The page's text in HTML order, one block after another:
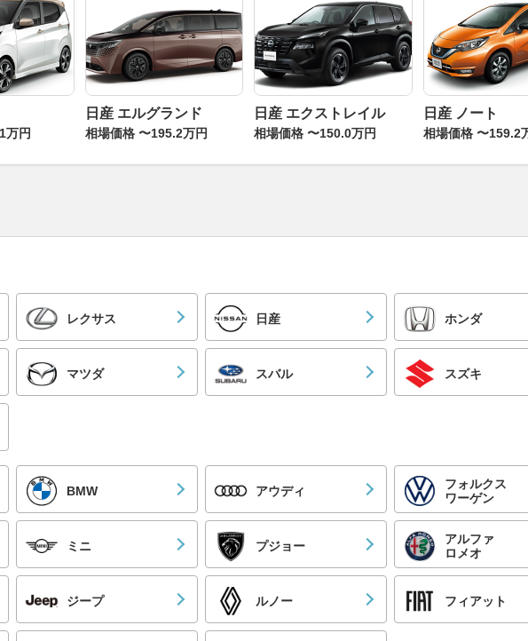
万円
日産 エルグランド
相場価格 〜195.2万円
日産 エクストレイル
相場価格 〜150.0万円
日産 ノート
相場価格 〜159.2
レクサス 日産 ホンダ
マツダ スバル スズキ
BMW アウディ
フォルクス
ワーゲン
ミニ プジョー
アルファ
ロメオ
ジープ ルノー フィアット